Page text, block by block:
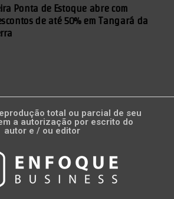
Ponta de Estoque abre com
de até 50% em Tangará da
total ou parcial de seu
a autorização por escrito do
autor e / ou editor